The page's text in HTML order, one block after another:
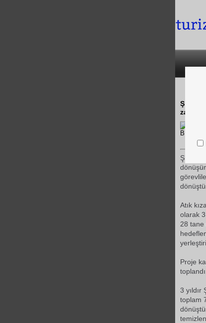
Şişli
zararı
Şişli
Atık
olarak
28 tane
Proje
toplandı.
3
toplam